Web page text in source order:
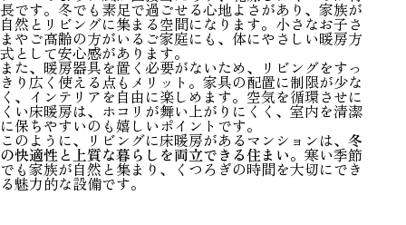
長です。冬でも素足で過ごせる心地よさがあり、家族が
自然とリビングに集まる空間になります。小さなお子さ
まやご高齢の方がいるご家庭にも、体にやさしい暖房方
式として安心感があります。
また、暖房器具を置く必要がないため、リビングをすっ
きり広く使える点もメリット。家具の配置に制限が少な
く、インテリアを自由に楽しめます。空気を循環させに
くい床暖房は、ホコリが舞い上がりにくく、室内を清潔
に保ちやすいのも嬉しいポイントです。
このように、リビングに床暖房があるマンションは、 冬
の快適性と上質な暮らしを両立できる住まい。寒い季節
でも家族が自然と集まり、くつろぎの時間を大切にでき
る魅力的な設備です。